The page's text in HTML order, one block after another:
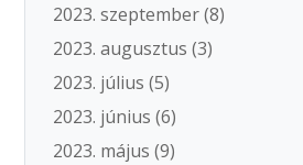
2023. szeptember(8)
2023. augusztus (3)
2023. július (5)
2023. június (6)
2023. május (9)